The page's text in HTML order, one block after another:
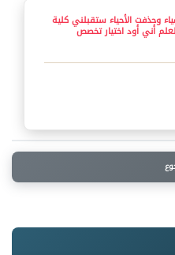
وحذفت الأحياء ستقبلني كلية
أني أود اختيار تخصص